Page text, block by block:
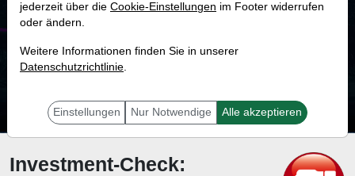
MONKEY-TRADER INDIKATOR
8.6 %
Mit 8.6 % Wahrscheinlichkeit wird selbst der unglücklichst agierende Trader
Investment-Check:
jederzeit über die Cookie-Einstellungen im Footer widerrufen
oder ändern.
Weitere Informationen finden Sie in unserer
Datenschutzrichtlinie.
Einstellungen Nur Notwendige Alle akzeptieren